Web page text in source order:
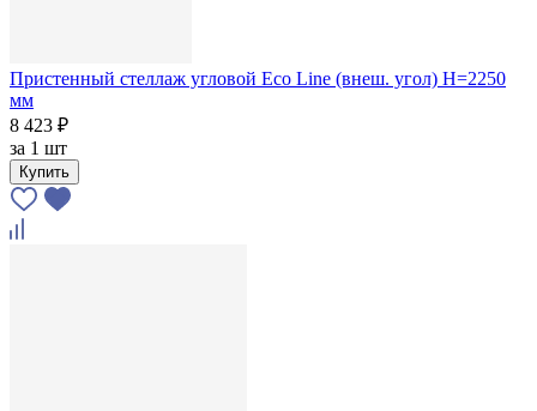
Пристенный стеллаж угловой Eco Line (внеш. угол) H=2250
мм
8 423 ₽
за 1 шт
Купить